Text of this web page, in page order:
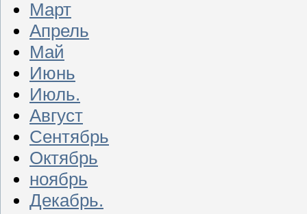
Март
Апрель
Май
Июнь
Июль.
Август
Сентябрь
Октябрь
ноябрь
Декабрь.